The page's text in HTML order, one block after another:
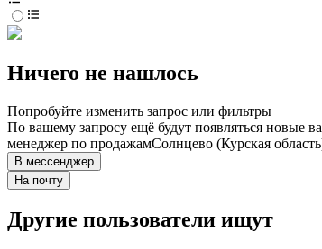
Ничего не нашлось
Попробуйте изменить запрос или фильтры
По вашему запросу ещё будут появляться новые
менеджер по продажамСолнцево (Курская
В мессенджер
На почту
Другие пользователи ищут